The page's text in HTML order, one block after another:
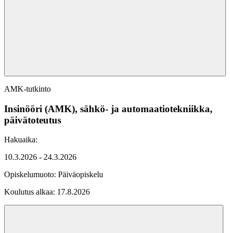
AMK-tutkinto
Insinööri (AMK), sähkö- ja automaatiotekniikka,
päivätoteutus
Hakuaika:
10.3.2026 - 24.3.2026
Opiskelumuoto: Päiväopiskelu
Koulutus alkaa: 17.8.2026